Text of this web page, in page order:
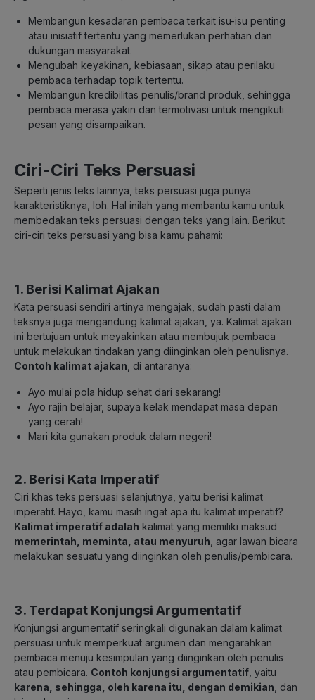
Membangun kesadaran pembaca terkait isu-isu penting
atau inisiatif tertentu yang memerlukan perhatian dan
dukungan masyarakat.
Mengubah keyakinan, kebiasaan, sikap atau perilaku
pembaca terhadap topik tertentu.
Membangun kredibilitas penulis/brand produk, sehingga
pembaca merasa yakin dan termotivasi untuk mengikuti
pesan yang disampaikan.
Ciri-Ciri Teks Persuasi
Seperti jenis teks lainnya, teks persuasi juga punya
karakteristiknya, loh. Hal inilah yang membantu kamu untuk
membedakan teks persuasi dengan teks yang lain. Berikut
ciri-ciri teks persuasi yang bisa kamu pahami:
1. Berisi Kalimat Ajakan
Kata persuasi sendiri artinya mengajak, sudah pasti dalam
teksnya juga mengandung kalimat ajakan, ya. Kalimat ajakan
ini bertujuan untuk meyakinkan atau membujuk pembaca
untuk melakukan tindakan yang diinginkan oleh penulisnya.
Contoh kalimat ajakan , di antaranya:
Ayo mulai pola hidup sehat dari sekarang!
Ayo rajin belajar, supaya kelak mendapat masa depan
yang cerah!
Mari kita gunakan produk dalam negeri!
2. Berisi Kata Imperatif
Ciri khas teks persuasi selanjutnya, yaitu berisi kalimat
imperatif. Hayo, kamu masih ingat apa itu kalimat imperatif?
Kalimat imperatif adalah kalimat yang memiliki maksud
memerintah, meminta, atau menyuruh , agar lawan bicara
melakukan sesuatu yang diinginkan oleh penulis/pembicara.
3. Terdapat Konjungsi Argumentatif
Konjungsi argumentatif seringkali digunakan dalam kalimat
persuasi untuk memperkuat argumen dan mengarahkan
pembaca menuju kesimpulan yang diinginkan oleh penulis
atau pembicara. Contoh konjungsi argumentatif , yaitu
karena, sehingga, oleh karena itu, dengan demikian , dan